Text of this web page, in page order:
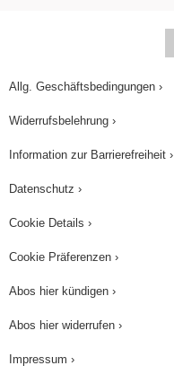
Allg. Geschäftsbedingungen ›
Widerrufsbelehrung ›
Information zur Barrierefreiheit ›
Datenschutz ›
Cookie Details ›
Cookie Präferenzen ›
Abos hier kündigen ›
Abos hier widerrufen ›
Impressum ›